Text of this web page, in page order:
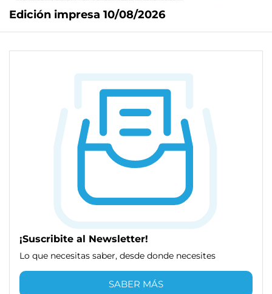
Edición impresa 10/08/2026
¡Suscribite al Newsletter!
Lo que necesitas saber, desde donde necesites
SABER MÁS